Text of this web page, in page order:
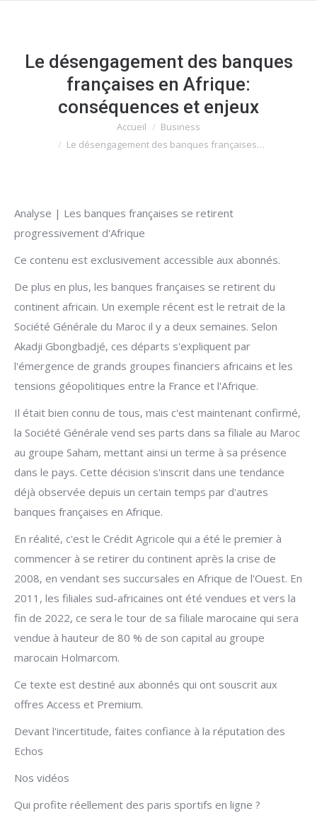
Le désengagement des banques
françaises en Afrique:
conséquences et enjeux
Accueil
Business
Le désengagement des banques françaises…
Analyse | Les banques françaises se retirent
progressivement d'Afrique
Ce contenu est exclusivement accessible aux abonnés.
De plus en plus, les banques françaises se retirent du
continent africain. Un exemple récent est le retrait de la
Société Générale du Maroc il y a deux semaines. Selon
Akadji Gbongbadjé, ces départs s'expliquent par
l'émergence de grands groupes financiers africains et les
tensions géopolitiques entre la France et l'Afrique.
Il était bien connu de tous, mais c'est maintenant confirmé,
la Société Générale vend ses parts dans sa filiale au Maroc
au groupe Saham, mettant ainsi un terme à sa présence
dans le pays. Cette décision s'inscrit dans une tendance
déjà observée depuis un certain temps par d'autres
banques françaises en Afrique.
En réalité, c'est le Crédit Agricole qui a été le premier à
commencer à se retirer du continent après la crise de
2008, en vendant ses succursales en Afrique de l'Ouest. En
2011, les filiales sud-africaines ont été vendues et vers la
fin de 2022, ce sera le tour de sa filiale marocaine qui sera
vendue à hauteur de 80 % de son capital au groupe
marocain Holmarcom.
Ce texte est destiné aux abonnés qui ont souscrit aux
offres Access et Premium.
Devant l'incertitude, faites confiance à la réputation des
Echos
Nos vidéos
Qui profite réellement des paris sportifs en ligne ?